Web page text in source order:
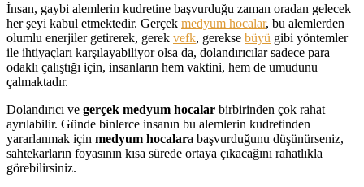
İnsan, gaybi alemlerin kudretine başvurduğu zaman oradan gelecek
her şeyi kabul etmektedir. Gerçek medyum hocalar, bu alemlerden
olumlu enerjiler getirerek, gerek vefk, gerekse büyü gibi yöntemler
ile ihtiyaçları karşılayabiliyor olsa da, dolandırıcılar sadece para
odaklı çalıştığı için, insanların hem vaktini, hem de umudunu
çalmaktadır.
Dolandırıcı ve gerçek medyum hocalar birbirinden çok rahat
ayrılabilir. Günde binlerce insanın bu alemlerin kudretinden
yararlanmak için medyum hocalara başvurduğunu düşünürseniz,
sahtekarların foyasının kısa sürede ortaya çıkacağını rahatlıkla
görebilirsiniz.